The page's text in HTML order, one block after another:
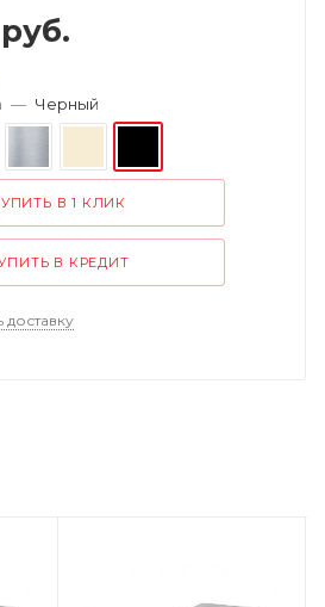
руб.
— Черный
В 1 КЛИК
В КРЕДИТ
доставку